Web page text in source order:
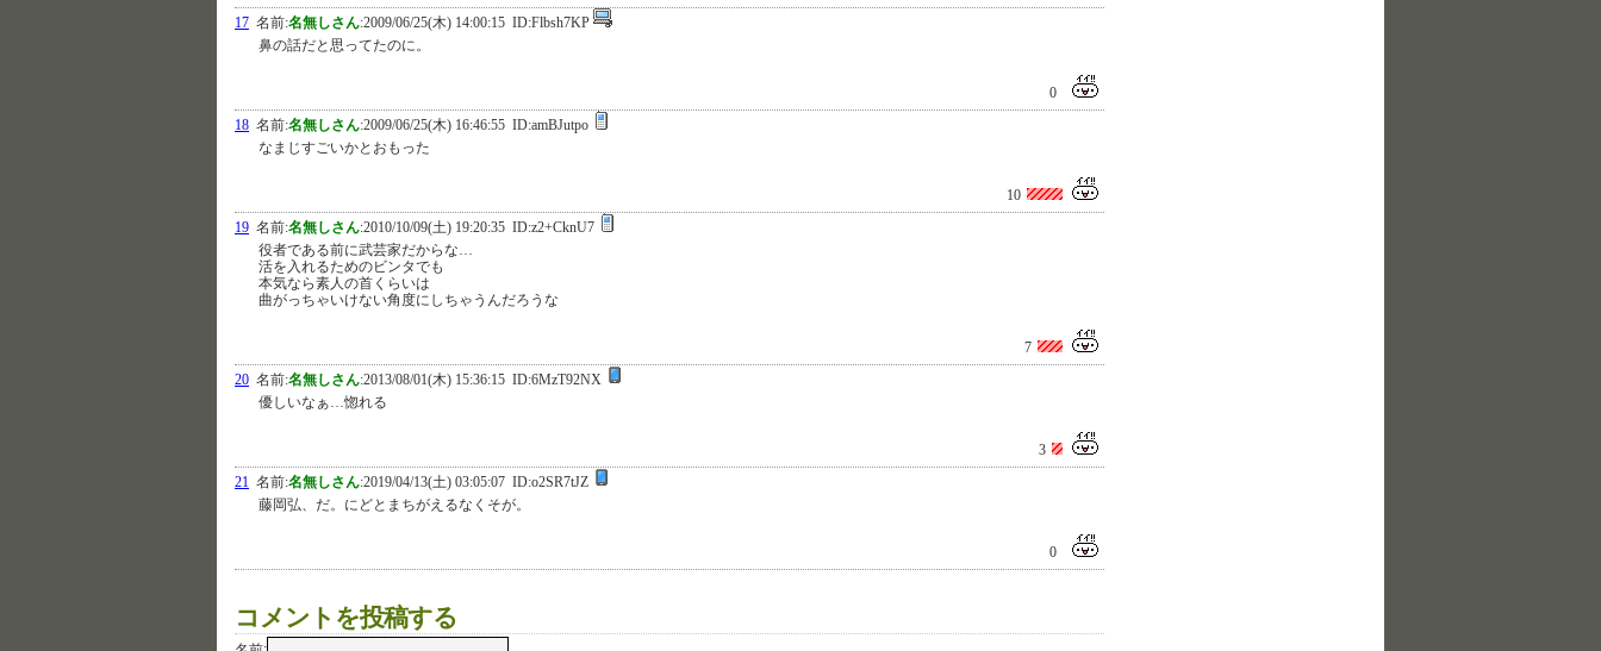
17 名前:名無しさん:2009/06/25(木) 14:00:15 ID:Flbsh7KP
鼻の話だと思ってたのに。
0
18 名前:名無しさん:2009/06/25(木) 16:46:55 ID:amBJutpo
なまじすごいかとおもった
10
19 名前:名無しさん:2010/10/09(土) 19:20:35 ID:z2+CknU7
役者である前に武芸家だからな…
活を入れるためのビンタでも
本気なら素人の首くらいは
曲がっちゃいけない角度にしちゃうんだろうな
7
20 名前:名無しさん:2013/08/01(木) 15:36:15 ID:6MzT92NX
優しいなぁ…惚れる
3
21 名前:名無しさん:2019/04/13(土) 03:05:07 ID:o2SR7tJZ
藤岡弘、だ。にどとまちがえるなくそが。
0
コメントを投稿する